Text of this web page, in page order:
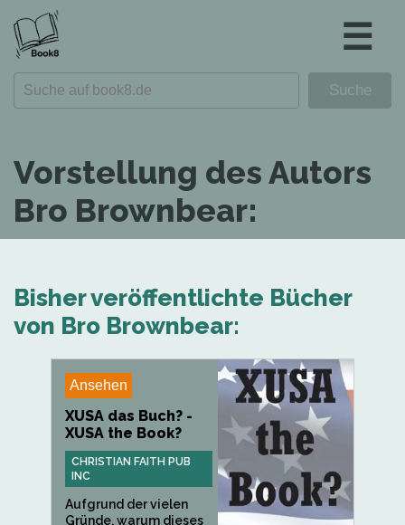
☰
Vorstellung des Autors
Bro Brownbear:
Bisher veröffentlichte Bücher
von Bro Brownbear:
Ansehen
XUSA das Buch? -
XUSA the Book?
CHRISTIAN FAITH PUB
INC
Aufgrund der vielen
Gründe, warum dieses